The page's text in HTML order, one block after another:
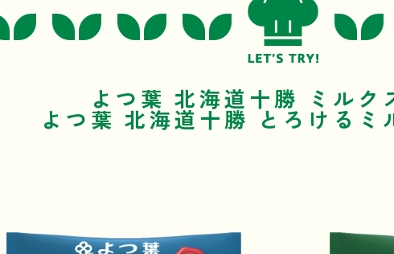
よつ葉 北海道十勝 ミルク
よつ葉 北海道十勝 とろけるミ